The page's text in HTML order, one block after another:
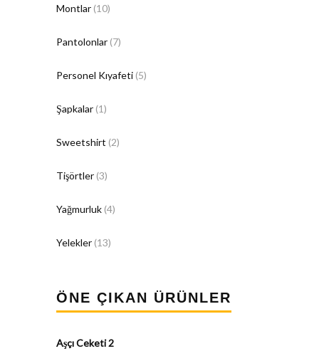
Montlar (10)
Pantolonlar (7)
Personel Kıyafeti (5)
Şapkalar (1)
Sweetshirt (2)
Tişörtler (3)
Yağmurluk (4)
Yelekler (13)
ÖNE ÇIKAN ÜRÜNLER
Aşçı Ceketi 2